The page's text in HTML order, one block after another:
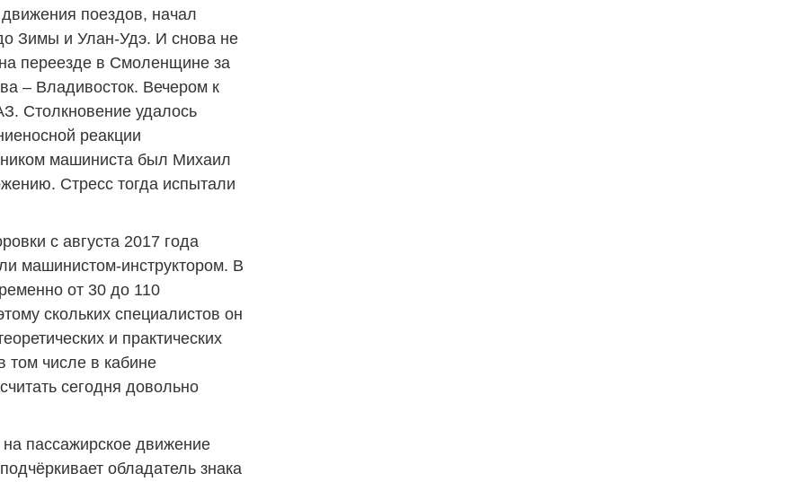
поездов, начал
Зимы и Улан-Удэ. И снова не
переезде в Смоленщине за
– Владивосток. Вечером к
Столкновение удалось
реакции
машиниста был Михаил
Стресс тогда испытали
с августа 2017 года
машинистом-инструктором. В
от 30 до 110
скольких специалистов он
и практических
том числе в кабине
сегодня довольно
пассажирское движение
обладатель знака